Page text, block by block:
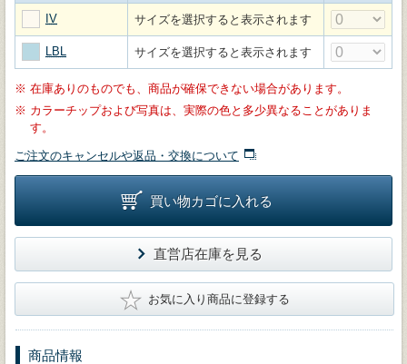
IV サイズを選択すると表示されます
LBL サイズを選択すると表示されます
※ 在庫ありのものでも、商品が確保できない場合があります。
※ カラーチップおよび写真は、実際の色と多少異なることがありま
す。
ご注文のキャンセルや返品・交換について
買い物カゴに入れる
直営店在庫を見る
★ お気に入り商品に登録する
商品情報